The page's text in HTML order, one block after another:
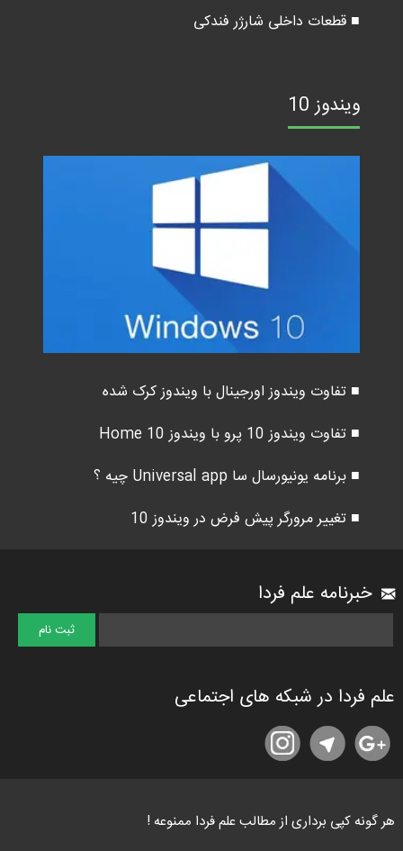
■ قطعات داخلی شارژر فندکی
ویندوز 10
■ تفاوت ویندوز اورجینال با ویندوز کرک شده
■ تفاوت ویندوز 10 پرو با ویندوز 10 Home
■ برنامه یونیورسال سا Universal app چیه ؟
■ تغییر مرورگر پیش فرض در ویندوز 10
خبرنامه علم فردا
علم فردا در شبکه های اجتماعی
هر گونه کپی برداری از مطالب علم فردا ممنوعه !